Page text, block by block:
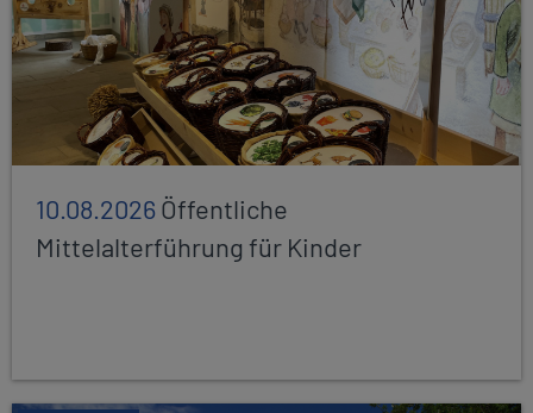
10.08.2026Öffentliche
Mittelalterführung für Kinder